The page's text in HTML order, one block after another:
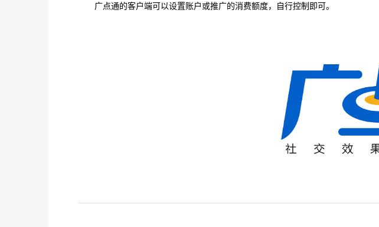
广点通的客户端可以设置账户或推广的消费额度，自行控制即可。